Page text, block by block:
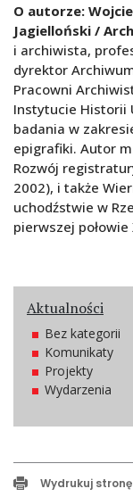
O autorze:
Jagielloński /
i archiwista,
dyrektor
Pracowni
Instytucie Historii
badania w
epigrafiki. Autor
Rozwój
2002), i także
uchodźstwie w
pierwszej połowie
Aktualności
Bez kategorii
Komunikaty
Projekty
Wydarzenia
Wydrukuj stronę